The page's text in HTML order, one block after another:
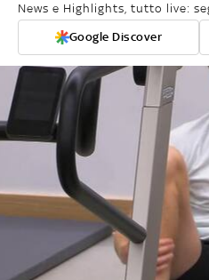
News e Highlights, tutto live:
Google Discover